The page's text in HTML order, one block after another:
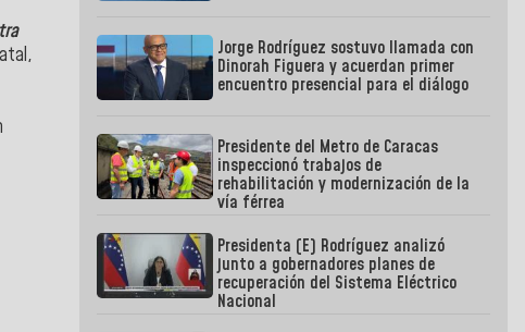
Jorge Rodríguez sostuvo llamada con
Dinorah Figuera y acuerdan primer
encuentro presencial para el diálogo
Presidente del Metro de Caracas
inspeccionó trabajos de
rehabilitación y modernización de la
vía férrea
Presidenta (E) Rodríguez analizó
junto a gobernadores planes de
recuperación del Sistema Eléctrico
Nacional